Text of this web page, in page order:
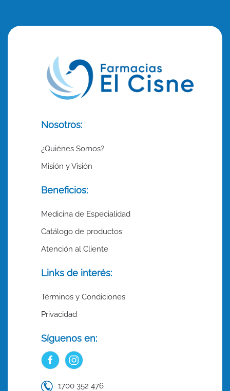
Nosotros:
¿Quiénes Somos?
Misión y Visión
Beneficios:
Medicina de Especialidad
Catálogo de productos
Atención al Cliente
Links de interés:
Términos y Condiciones
Privacidad
Síguenos en:
1700 352 476